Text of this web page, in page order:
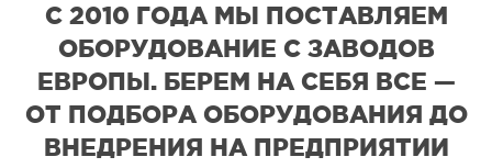
С 2010 ГОДА МЫ ПОСТАВЛЯЕМ
ОБОРУДОВАНИЕ С ЗАВОДОВ
ЕВРОПЫ. БЕРЕМ НА СЕБЯ ВСЕ —
ОТ ПОДБОРА ОБОРУДОВАНИЯ ДО
ВНЕДРЕНИЯ НА ПРЕДПРИЯТИИ